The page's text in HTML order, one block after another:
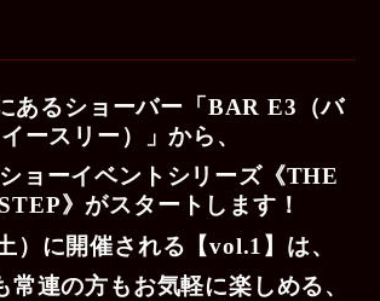
あるショーバー「BAR E3（バ
ースリー）」から、
ョーイベントシリーズ《THE
》がスタートします！
）に開催される【vol.1】は、
常連の方もお気軽に楽しめる、